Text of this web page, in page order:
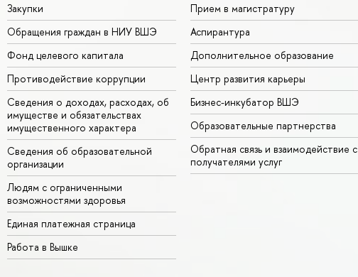
Закупки
Обращения граждан в НИУ ВШЭ
Фонд целевого капитала
Противодействие коррупции
Сведения о доходах, расходах, об
имуществе и обязательствах
имущественного характера
Сведения об образовательной
организации
Людям с ограниченными
возможностями здоровья
Единая платежная страница
Работа в Вышке
Прием в магистратуру
Аспирантура
Дополнительное образование
Центр развития карьеры
Бизнес-инкубатор ВШЭ
Образовательные партнерства
Обратная связь и взаимодействие с
получателями услуг